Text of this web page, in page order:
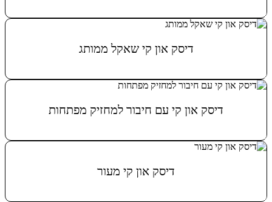
מידע נוסף
דיסק און קי שאקל ממותג
מידע נוסף
דיסק און קי עם חיבור למחזיק מפתחות
מידע נוסף
דיסק און קי מעור
מידע נוסף